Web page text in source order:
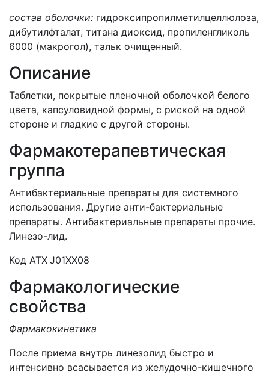
состав оболочки: гидроксипропилметилцеллюлоза,
дибутилфталат, титана диоксид, пропиленгликоль
6000 (макрогол), тальк очищенный.
Описание
Таблетки, покрытые пленочной оболочкой белого
цвета, капсуловидной формы, с риской на одной
стороне и гладкие с другой стороны.
Фармакотерапевтическая
группа
Антибактериальные препараты для системного
использования. Другие анти-бактериальные
препараты. Антибактериальные препараты прочие.
Линезо-лид.
Код ATХ J01XX08
Фармакологические
свойства
Фармакокинетика
После приема внутрь линезолид быстро и
интенсивно всасывается из желудочно-кишечного